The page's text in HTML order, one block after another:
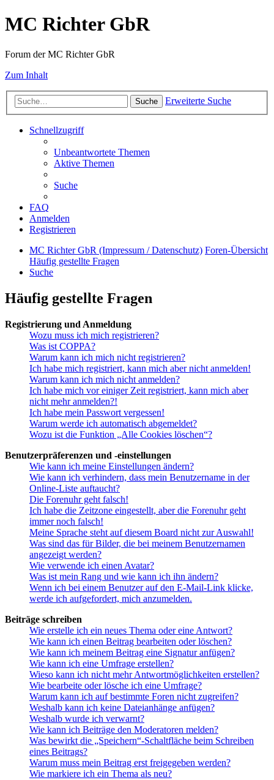
MC Richter GbR
Forum der MC Richter GbR
Zum Inhalt
Suche Erweiterte Suche
Schnellzugriff
Unbeantwortete Themen
Aktive Themen
Suche
FAQ
Anmelden
Registrieren
MC Richter GbR (Impressum / Datenschutz) Foren-Übersicht
Häufig gestellte Fragen
Suche
Häufig gestellte Fragen
Registrierung und Anmeldung
Wozu muss ich mich registrieren?
Was ist COPPA?
Warum kann ich mich nicht registrieren?
Ich habe mich registriert, kann mich aber nicht anmelden!
Warum kann ich mich nicht anmelden?
Ich habe mich vor einiger Zeit registriert, kann mich aber
nicht mehr anmelden?!
Ich habe mein Passwort vergessen!
Warum werde ich automatisch abgemeldet?
Wozu ist die Funktion „Alle Cookies löschen“?
Benutzerpräferenzen und -einstellungen
Wie kann ich meine Einstellungen ändern?
Wie kann ich verhindern, dass mein Benutzername in der
Online-Liste auftaucht?
Die Forenuhr geht falsch!
Ich habe die Zeitzone eingestellt, aber die Forenuhr geht
immer noch falsch!
Meine Sprache steht auf diesem Board nicht zur Auswahl!
Was sind das für Bilder, die bei meinem Benutzernamen
angezeigt werden?
Wie verwende ich einen Avatar?
Was ist mein Rang und wie kann ich ihn ändern?
Wenn ich bei einem Benutzer auf den E-Mail-Link klicke,
werde ich aufgefordert, mich anzumelden.
Beiträge schreiben
Wie erstelle ich ein neues Thema oder eine Antwort?
Wie kann ich einen Beitrag bearbeiten oder löschen?
Wie kann ich meinem Beitrag eine Signatur anfügen?
Wie kann ich eine Umfrage erstellen?
Wieso kann ich nicht mehr Antwortmöglichkeiten erstellen?
Wie bearbeite oder lösche ich eine Umfrage?
Warum kann ich auf bestimmte Foren nicht zugreifen?
Weshalb kann ich keine Dateianhänge anfügen?
Weshalb wurde ich verwarnt?
Wie kann ich Beiträge den Moderatoren melden?
Was bewirkt die „Speichern“-Schaltfläche beim Schreiben
eines Beitrags?
Warum muss mein Beitrag erst freigegeben werden?
Wie markiere ich ein Thema als neu?